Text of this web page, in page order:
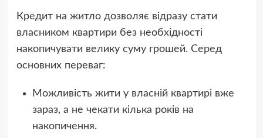
Кредит на житло дозволяє відразу стати
власником квартири без необхідності
накопичувати велику суму грошей. Серед
основних переваг:
Можливість жити у власній квартирі вже
зараз, а не чекати кілька років на
накопичення.